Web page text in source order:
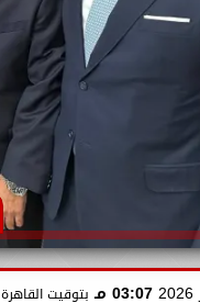
03:07 مـ بتوقيت القاهرة